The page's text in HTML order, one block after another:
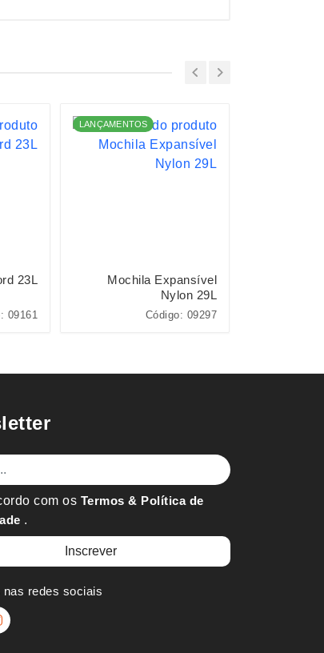
23L
09161
LANÇAMENTOS
Mochila Expansível
Nylon 29L
Código: 09297
com os Termos & Política de
.
nas redes sociais